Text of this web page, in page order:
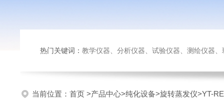
热门关键词： 教学仪器、分析仪器、试验仪器、测绘仪器、玻璃仪
当前位置： 首页 >产品中心>纯化设备>旋转蒸发仪>YT-